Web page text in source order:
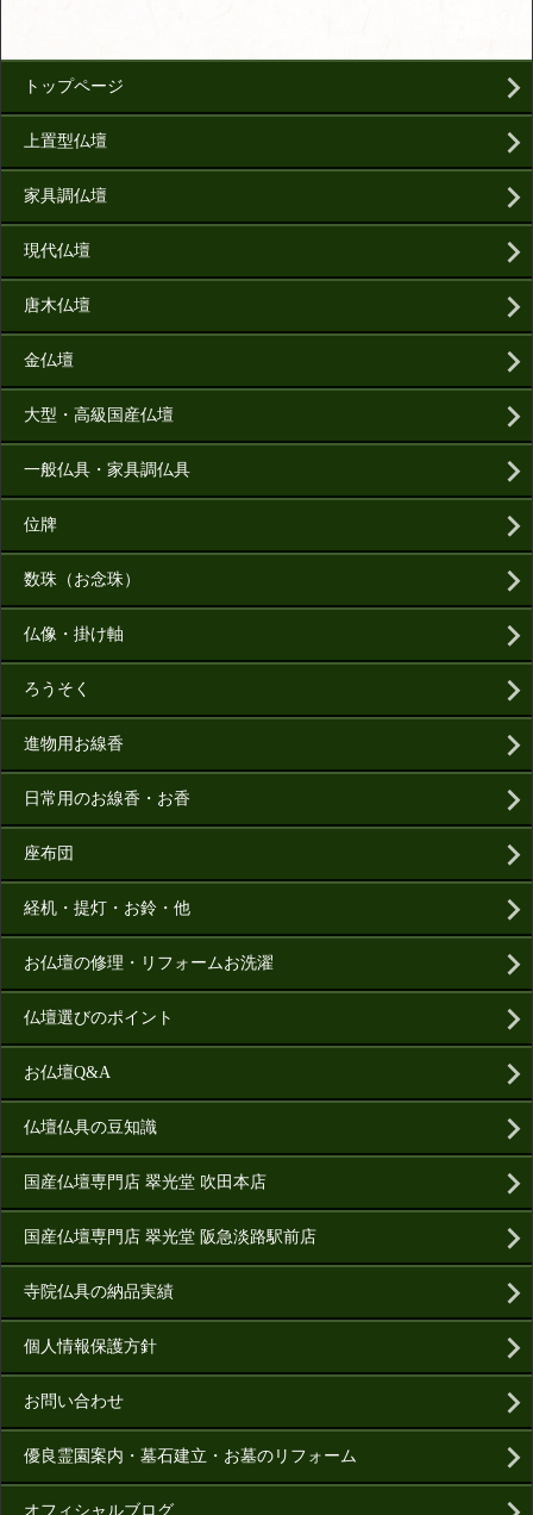
トップページ
上置型仏壇
家具調仏壇
現代仏壇
唐木仏壇
金仏壇
大型・高級国産仏壇
一般仏具・家具調仏具
位牌
数珠（お念珠）
仏像・掛け軸
ろうそく
進物用お線香
日常用のお線香・お香
座布団
経机・提灯・お鈴・他
お仏壇の修理・リフォームお洗濯
仏壇選びのポイント
お仏壇Q&A
仏壇仏具の豆知識
国産仏壇専門店 翠光堂 吹田本店
国産仏壇専門店 翠光堂 阪急淡路駅前店
寺院仏具の納品実績
個人情報保護方針
お問い合わせ
優良霊園案内・墓石建立・お墓のリフォーム
オフィシャルブログ